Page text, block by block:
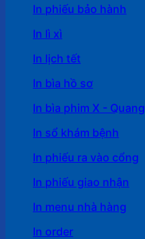
In phiếu bảo hành
In lì xì
In lịch tết
In bìa hồ sơ
In bìa phim X - Quang
In sổ khám bệnh
In phiếu ra vào cổng
In phiếu giao nhận
In menu nhà hàng
In order